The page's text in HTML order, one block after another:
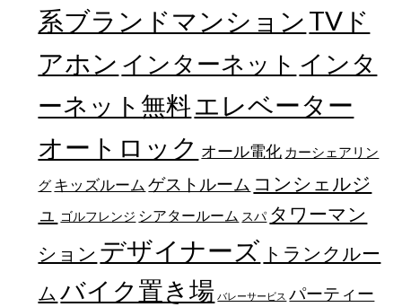
系ブランドマンション TVド
アホン インターネット インタ
ーネット無料エレベーター
オートロック オール電化 カーシェアリン
グ キッズルーム ゲストルーム コンシェルジ
ュ
ゴルフレンジ シアタールーム スパ タワーマン
ション デザイナーズ トランクルー
ム バイク置き場 バレーサービス パーティー